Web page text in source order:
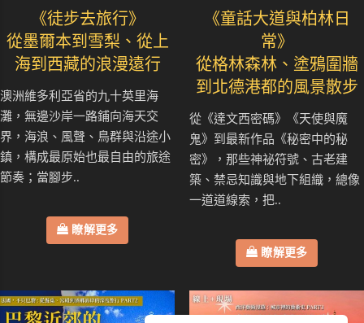
《徒步去旅行》
從墨爾本到雪梨、從上
海到西藏的浪漫遠行
澳洲維多利亞省的九十英里海
灘，無邊沙岸一路鋪向海天交
界，海浪、風聲、鳥群與沿途小
鎮，構成最原始也最自由的旅途
節奏；當腳步..
瞭解更多
《童話大道與柏林日
常》
從格林森林、塗鴉圍牆
到北德港都的風景散步
從《達文西密碼》《天使與魔
鬼》到最新作品《秘密中的秘
密》，那些神祕符號、古老建
築、禁忌知識與地下組織，總像
一道道線索，把..
瞭解更多